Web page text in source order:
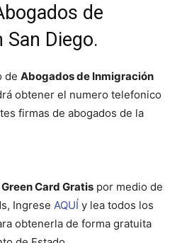
de
Diego.
de Abogados de Inmigración
obtener el numero telefonico
firmas de abogados de la
Green Card Gratis por medio de
Ingrese AQUÍ y lea todos los
obtenerla de forma gratuita